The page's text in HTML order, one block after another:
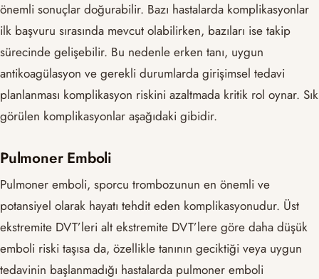
önemli sonuçlar doğurabilir. Bazı hastalarda komplikasyonlar
ilk başvuru sırasında mevcut olabilirken, bazıları ise takip
sürecinde gelişebilir. Bu nedenle erken tanı, uygun
antikoagülasyon ve gerekli durumlarda girişimsel tedavi
planlanması komplikasyon riskini azaltmada kritik rol oynar. Sık
görülen komplikasyonlar aşağıdaki gibidir.
Pulmoner Emboli
Pulmoner emboli, sporcu trombozunun en önemli ve
potansiyel olarak hayatı tehdit eden komplikasyonudur. Üst
ekstremite DVT’leri alt ekstremite DVT’lere göre daha düşük
emboli riski taşısa da, özellikle tanının geciktiği veya uygun
tedavinin başlanmadığı hastalarda pulmoner emboli